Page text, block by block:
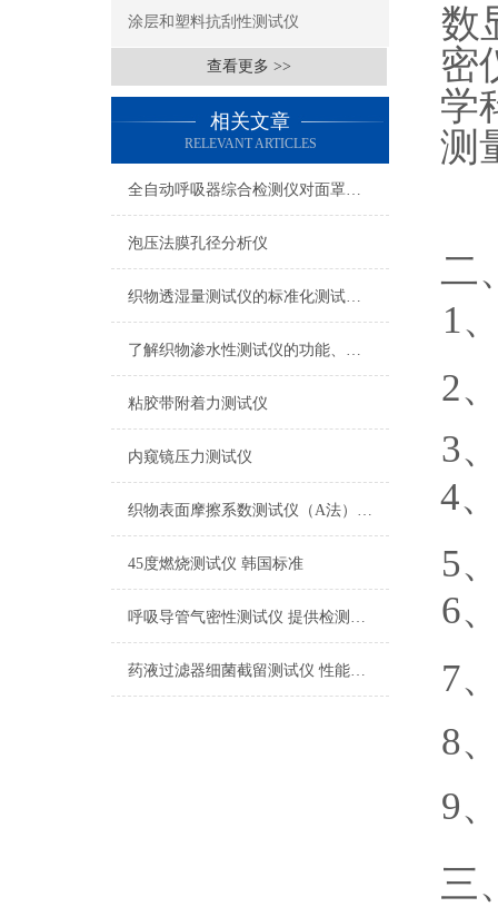
涂层和塑料抗刮性测试仪
查看更多 >>
相关文章
RELEVANT ARTICLES
全自动呼吸器综合检测仪对面罩泄漏率的定量检测方法
泡压法膜孔径分析仪
织物透湿量测试仪的标准化测试方法与流程介绍
了解织物渗水性测试仪的功能、优势与行业应用
粘胶带附着力测试仪
内窥镜压力测试仪
织物表面摩擦系数测试仪（A法） 检测准确
45度燃烧测试仪 韩国标准
呼吸导管气密性测试仪 提供检测方案
药液过滤器细菌截留测试仪 性能稳定
数
密
学
测
二
1
2
3
4
5
6
7
8
9
三